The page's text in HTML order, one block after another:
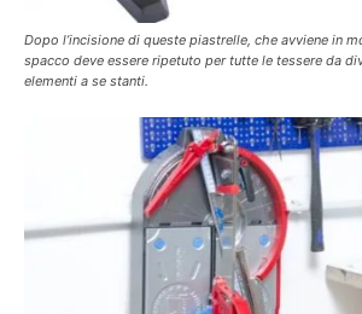
Dopo l’incisione di queste piastrelle, che avviene in
spacco deve essere ripetuto per tutte le tessere da
elementi a se stanti.